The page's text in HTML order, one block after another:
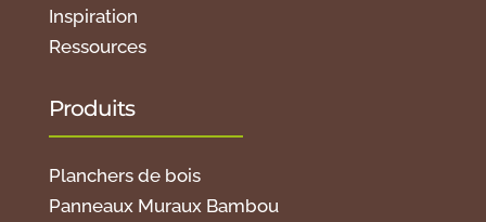
Inspiration
Ressources
Produits
Planchers de bois
Panneaux Muraux Bambou